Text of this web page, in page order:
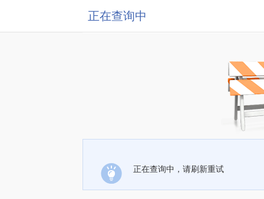
正在查询中
正在查询中，请刷新重试